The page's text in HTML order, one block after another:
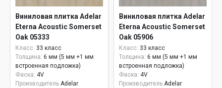
Виниловая плитка Adelar
Eterna Acoustic Somerset
Oak 05333
Класс: 33 класс
Толщина: 6 мм (5 мм +1 мм
встроенная подложка)
Фаска: 4V
Производитель Adelar
Виниловая плитка Adelar
Eterna Acoustic Somerset
Oak 05906
Класс: 33 класс
Толщина: 6 мм (5 мм +1 мм
встроенная подложка)
Фаска: 4V
Производитель Adelar